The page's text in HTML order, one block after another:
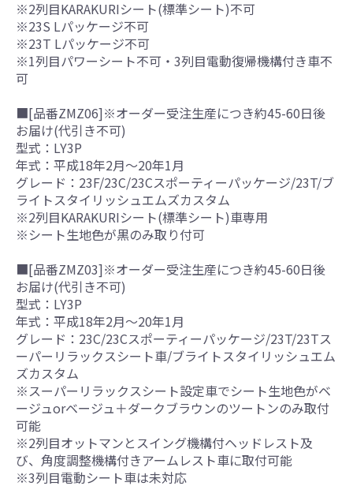
※2列目KARAKURIシート(標準シート)不可
※23S Lパッケージ不可
※23T Lパッケージ不可
※1列目パワーシート不可・3列目電動復帰機構付き車不
可
■[品番ZMZ06]※オーダー受注生産につき約45-60日後
お届け(代引き不可)
型式：LY3P
年式：平成18年2月～20年1月
グレード：23F/23C/23Cスポーティーパッケージ/23T/ブ
ライトスタイリッシュエムズカスタム
※2列目KARAKURIシート(標準シート)車専用
※シート生地色が黒のみ取り付可
■[品番ZMZ03]※オーダー受注生産につき約45-60日後
お届け(代引き不可)
型式：LY3P
年式：平成18年2月～20年1月
グレード：23C/23Cスポーティーパッケージ/23T/23Tス
ーパーリラックスシート車/ブライトスタイリッシュエム
ズカスタム
※スーパーリラックスシート設定車でシート生地色がベ
ージュorベージュ＋ダークブラウンのツートンのみ取付
可能
※2列目オットマンとスイング機構付ヘッドレスト及
び、角度調整機構付きアームレスト車に取付可能
※3列目電動シート車は未対応